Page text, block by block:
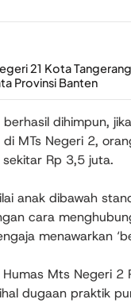
21 Kota
Provinsi Banten
dihimpun,
di MTs Negeri 2,
Rp 3,5 juta.
anak dibawah
cara
menawarkan
Mts Negeri 2
dugaan praktik